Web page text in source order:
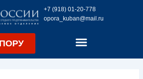
+7 (918) 01-20-778
opora_kuban@mail.ru